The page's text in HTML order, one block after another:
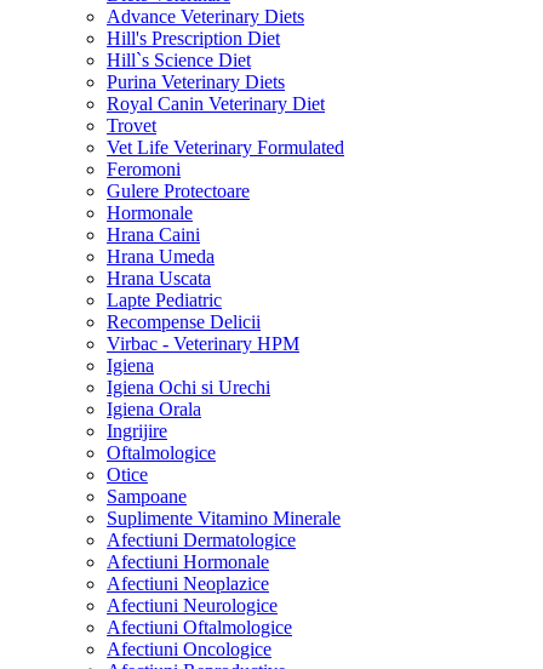
Advance Veterinary Diets
Hill's Prescription Diet
Hill`s Science Diet
Purina Veterinary Diets
Royal Canin Veterinary Diet
Trovet
Vet Life Veterinary Formulated
Feromoni
Gulere Protectoare
Hormonale
Hrana Caini
Hrana Umeda
Hrana Uscata
Lapte Pediatric
Recompense Delicii
Virbac - Veterinary HPM
Igiena
Igiena Ochi si Urechi
Igiena Orala
Ingrijire
Oftalmologice
Otice
Sampoane
Suplimente Vitamino Minerale
Afectiuni Dermatologice
Afectiuni Hormonale
Afectiuni Neoplazice
Afectiuni Neurologice
Afectiuni Oftalmologice
Afectiuni Oncologice